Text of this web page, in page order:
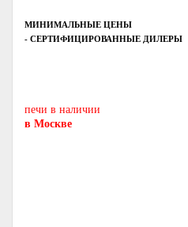
МИНИМАЛЬНЫЕ ЦЕНЫ
- СЕРТИФИЦИРОВАННЫЕ ДИЛЕРЫ
печи в наличии
в Москве